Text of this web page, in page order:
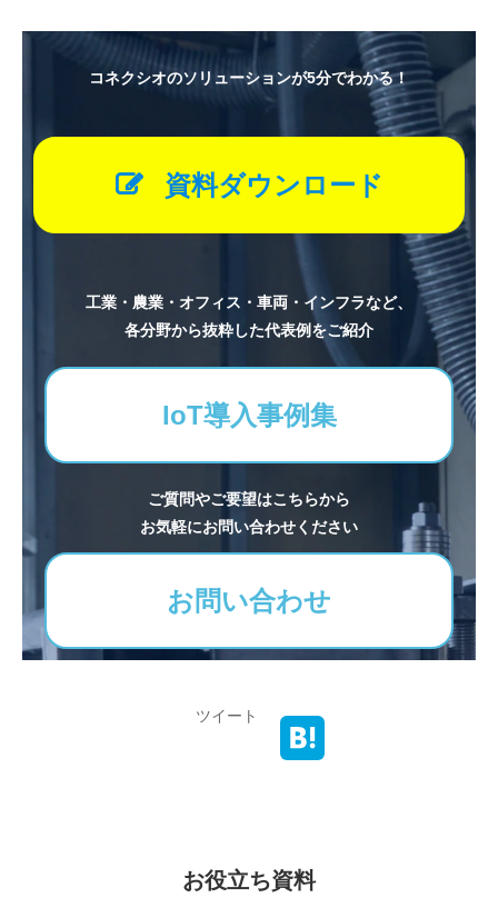
コネクシオのソリューションが5分でわかる！
資料ダウンロード
工業・農業・オフィス・車両・インフラなど、
各分野から抜粋した代表例をご紹介
IoT導入事例集
ご質問やご要望はこちらから
お気軽にお問い合わせください
お問い合わせ
ツイート
お役立ち資料